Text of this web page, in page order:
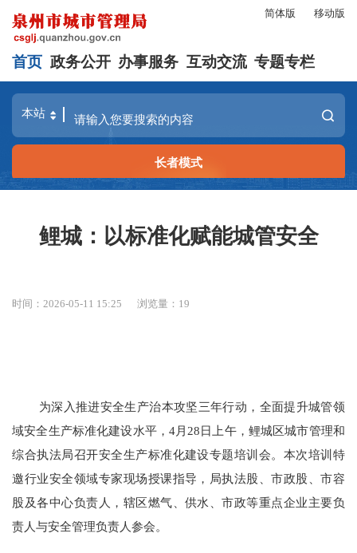
简体版 移动版
首页 政务公开 办事服务 互动交流 专题专栏
长者模式
鲤城：以标准化赋能城管安全
时间：2026-05-11 15:25 浏览量： 19
为深入推进安全生产治本攻坚三年行动，全面提升城管领
域安全生产标准化建设水平，4月28日上午，鲤城区城市管理和
综合执法局召开安全生产标准化建设专题培训会。本次培训特
邀行业安全领域专家现场授课指导，局执法股、市政股、市容
股及各中心负责人，辖区燃气、供水、市政等重点企业主要负
责人与安全管理负责人参会。